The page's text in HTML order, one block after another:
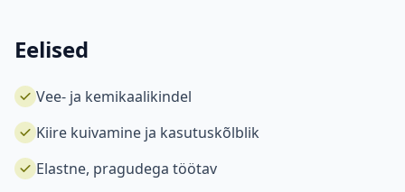
Eelised
Vee- ja kemikaalikindel
Kiire kuivamine ja kasutuskõlblik
Elastne, pragudega töötav